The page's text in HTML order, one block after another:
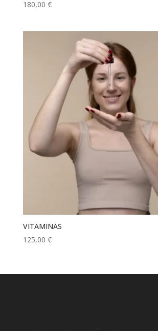
180,00 €
VITAMINAS
125,00 €